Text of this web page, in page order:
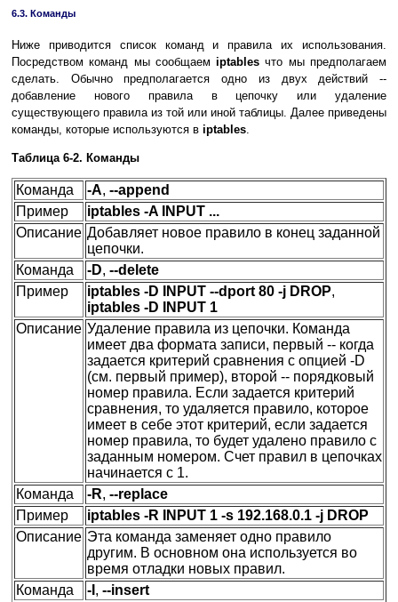
6.3. Команды
Ниже приводится список команд и правила их использования.
Посредством команд мы сообщаемiptables что мы предполагаем
сделать. Обычно предполагается одно из двух действий --
добавление нового правила в цепочку или удаление
существующего правила из той или иной таблицы. Далее приведены
команды, которые используются в iptables
Таблица 6-2. Команды
Команда -A, --append
Пример
iptables -A INPUT ...
Описание Добавляет новое правило в конец заданной
цепочки.
Команда
-D, --delete
Пример
iptables -D INPUT --dport 80 -j DROP,
iptables -D INPUT 1
Описание Удаление правила из цепочки. Команда
имеет два формата записи, первый -- когда
задается критерий сравнения с опцией -D
(см. первый пример), второй -- порядковый
номер правила. Если задается критерий
сравнения, то удаляется правило, которое
имеет в себе этот критерий, если задается
номер правила, то будет удалено правило с
заданным номером. Счет правил в цепочках
начинается с 1.
Команда
-R, --replace
Пример
iptables -R INPUT 1 -s 192.168.0.1 -j DROP
Описание Эта команда заменяет одно правило
другим. В основном она используется во
время отладки новых правил.
Команда
-I , --insert